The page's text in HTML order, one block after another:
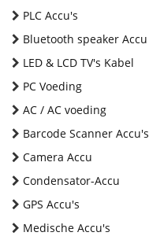
PLC Accu's
Bluetooth speaker Accu
LED & LCD TV's Kabel
PC Voeding
AC / AC voeding
Barcode Scanner Accu's
Camera Accu
Condensator-Accu
GPS Accu's
Medische Accu's